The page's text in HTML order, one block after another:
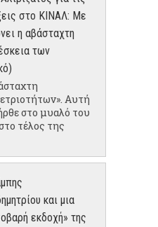
στο ΚΙΝΑΛ: Με
η αβάσταχτη
των
Αυτή
στο μυαλό του
τέλος της
και μια
εκδοχή» της